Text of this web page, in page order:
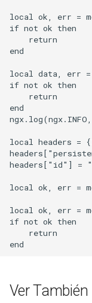
local ok, err =
if not ok then
    return
end
local data, err =
if not ok then
    return
end
local headers =
headers["id"] =
local ok, err =
local ok, err =
if not ok then
    return
Ver También